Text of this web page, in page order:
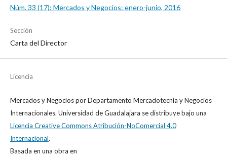
Núm. 33 (17): Mercados y Negocios: enero-junio, 2016
Sección
Carta del Director
Licencia
Mercados y NegociosporDepartamento Mercadotecnia y Negocios
Internacionales. Universidad de Guadalajara se distribuye bajo una
Licencia Creative Commons Atribución-NoComercial 4.0
Internacional.
Basada en una obra en